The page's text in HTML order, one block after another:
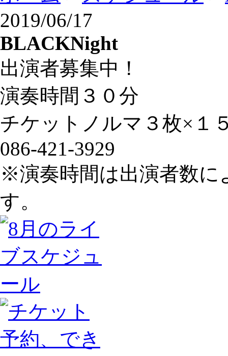
2019/06/17
BLACKNight
出演者募集中！
演奏時間３０分
チケットノルマ３枚×１
086-421-3929
※演奏時間は出演者数に
す。